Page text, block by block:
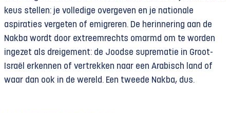
keus stellen: je volledige overgeven en je nationale
aspiraties vergeten of emigreren. De herinnering aan de
Nakba wordt door extreemrechts omarmd om te worden
ingezet als dreigement: de Joodse suprematie in Groot-
Israël erkennen of vertrekken naar een Arabisch land of
waar dan ook in de wereld. Een tweede Nakba, dus.